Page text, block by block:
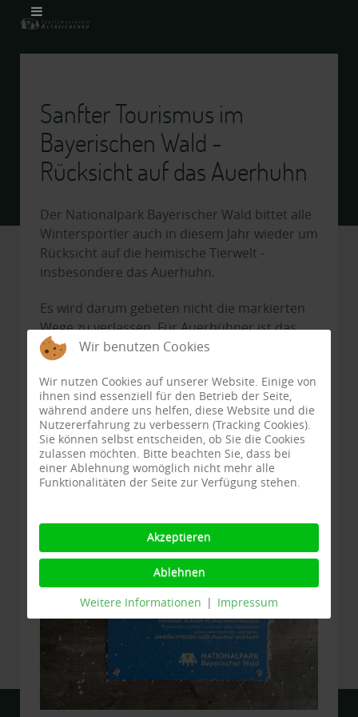
Sanfter Tourismus im
Bayerischen Wald -
Rücksicht auf das Auerhuhn
Der Nationalpark Bayerischer Wald bittet alle
Wintersportler auch in diesem Jahr wieder um
Rücksicht auf die heimische Tierwelt -
insbesondere das Auerhuhn.
Es wird darum gebeten nicht die markierten
Wege zu verlassen. Für Auerhühner ist das
Überleben im Winter hart genug - keine
Nahrung, hohe Schneedecken, tiefe
Temperaturen. Jede Störung kann deren Tod
bedeuten. Danke für eure Mithilfe!
Wir benutzen Cookies
Wir nutzen Cookies auf unserer Website. Einige von
ihnen sind essenziell für den Betrieb der Seite,
während andere uns helfen, diese Website und die
Nutzererfahrung zu verbessern (Tracking Cookies).
Sie können selbst entscheiden, ob Sie die Cookies
zulassen möchten. Bitte beachten Sie, dass bei
einer Ablehnung womöglich nicht mehr alle
Funktionalitäten der Seite zur Verfügung stehen.
Akzeptieren
Ablehnen
Weitere Informationen Impressum